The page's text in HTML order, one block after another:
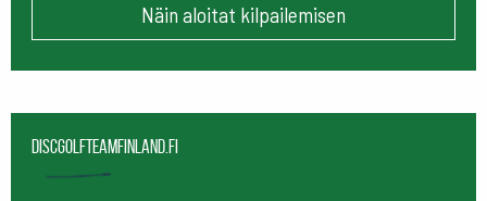
Näin aloitat kilpailemisen
Discgolfteamfinland.fi